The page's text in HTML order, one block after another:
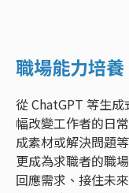
職場能力培
從 ChatGPT 等生
幅改變工作者的日
成素材或解決問題
更成為求職者的職
回應需求、接住未